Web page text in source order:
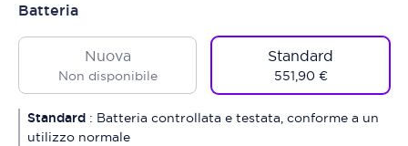
Batteria
Nuova
Non disponibile
Standard
551,90 €
Standard : Batteria controllata e testata, conforme a un
utilizzo normale